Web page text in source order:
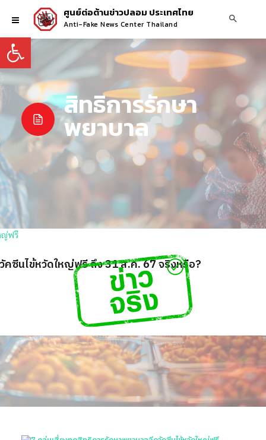
Open toolbar
ศูนย์ต่อต้านข่าวปลอม ประเทศไทย
Anti-Fake News Center Thailand
สิทธิการรักษา
พยาบาล
ซีนไข้หวัดใหญ่ฟรี ถึง 31 ส.ค. 67 จริงหรือ?